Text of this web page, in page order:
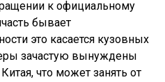
к официальному
бывает
это касается кузовных
зачастую вынуждены
что может занять от